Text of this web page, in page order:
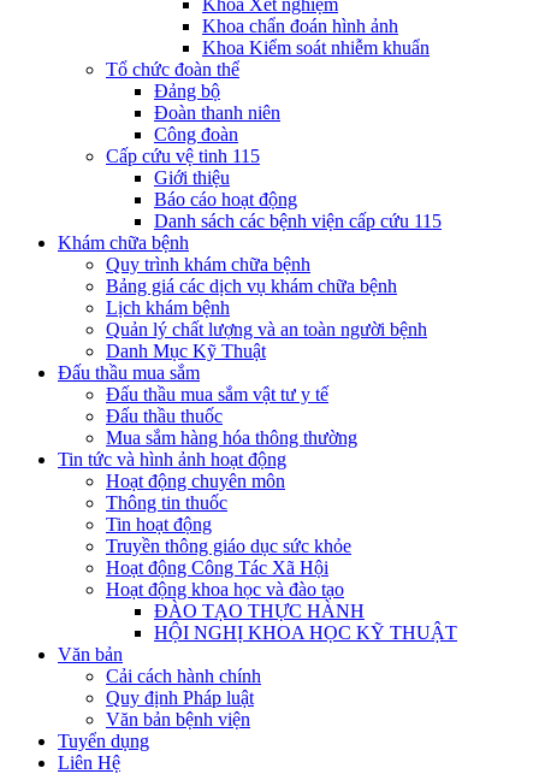
Khoa Xét nghiệm
Khoa chẩn đoán hình ảnh
Khoa Kiểm soát nhiễm khuẩn
Tổ chức đoàn thể
Đảng bộ
Đoàn thanh niên
Công đoàn
Cấp cứu vệ tinh 115
Giới thiệu
Báo cáo hoạt động
Danh sách các bệnh viện cấp cứu 115
Khám chữa bệnh
Quy trình khám chữa bệnh
Bảng giá các dịch vụ khám chữa bệnh
Lịch khám bệnh
Quản lý chất lượng và an toàn người bệnh
Danh Mục Kỹ Thuật
Đấu thầu mua sắm
Đấu thầu mua sắm vật tư y tế
Đấu thầu thuốc
Mua sắm hàng hóa thông thường
Tin tức và hình ảnh hoạt động
Hoạt động chuyên môn
Thông tin thuốc
Tin hoạt động
Truyền thông giáo dục sức khỏe
Hoạt động Công Tác Xã Hội
Hoạt động khoa học và đào tạo
ĐÀO TẠO THỰC HÀNH
HỘI NGHỊ KHOA HỌC KỸ THUẬT
Văn bản
Cải cách hành chính
Quy định Pháp luật
Văn bản bệnh viện
Tuyển dụng
Liên Hệ